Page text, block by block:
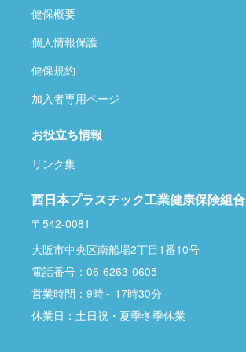
健保概要
個人情報保護
健保規約
加入者専用ページ
お役立ち情報
リンク集
西日本プラスチック工業健康保険組合
〒542-0081
大阪市中央区南船場2丁目1番10号
電話番号：06-6263-0605
営業時間：9時～17時30分
休業日：土日祝・夏季冬季休業